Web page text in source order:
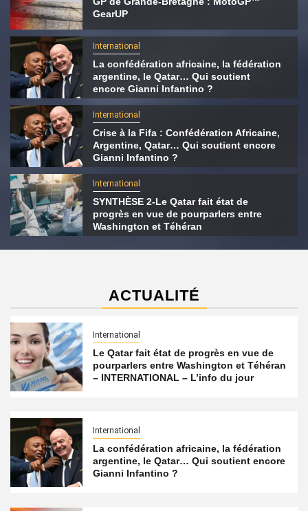
GearUP
International
La confédération africaine, la fédération
argentine, le Qatar… Qui soutient
encore Gianni Infantino ?
International
Crise à la Fifa : Confédération Africaine,
Argentine, Qatar… Qui soutient encore
Gianni Infantino ?
International
SYNTHÈSE 2-Le Qatar fait état de
progrès en vue de pourparlers entre
Washington et Téhéran
ACTUALITÉ
International
Le Qatar fait état de progrès en vue de
pourparlers entre Washington et Téhéran
– INTERNATIONAL – L’info du jour
International
La confédération africaine, la fédération
argentine, le Qatar… Qui soutient encore
Gianni Infantino ?